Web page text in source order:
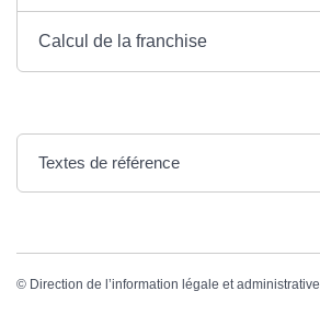
Calcul de la franchise
Textes de référence
© Direction de l’information légale et administrative